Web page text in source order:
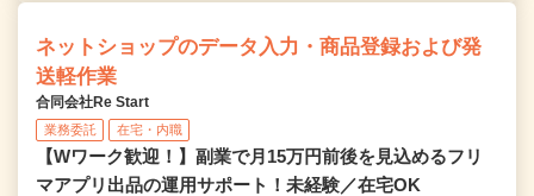
ネットショップのデータ入力・商品登録および発
送軽作業
合同会社Re Start
業務委託 在宅・内職
【Wワーク歓迎！】副業で月15万円前後を見込めるフリ
マアプリ出品の運用サポート！未経験／在宅OK